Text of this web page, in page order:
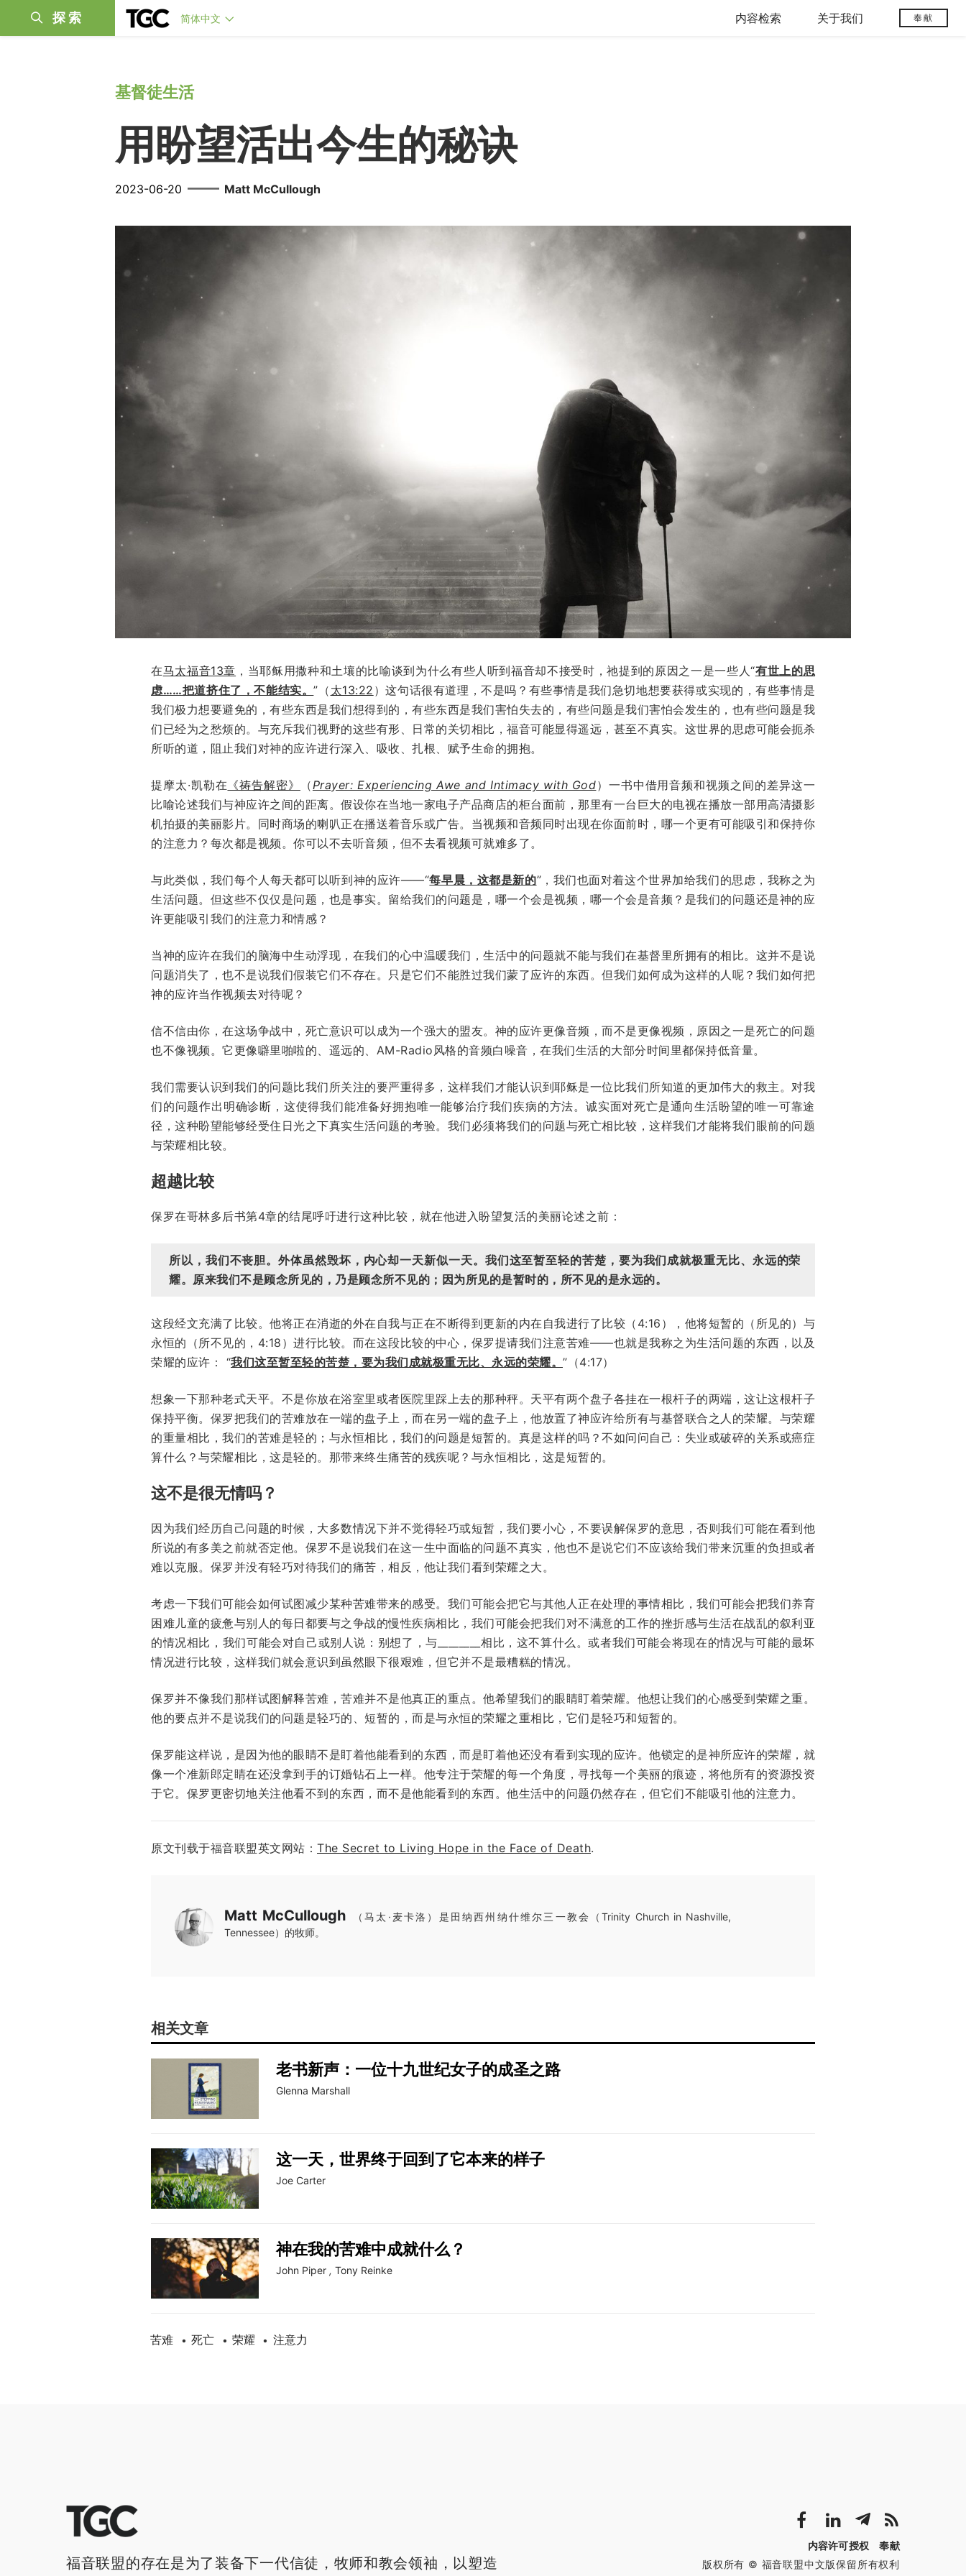
探索 简体中文 内容检索 关于我们 奉献
基督徒生活
用盼望活出今生的秘诀
2023-06-20 —— Matt McCullough
在马太福音13章 ，当耶稣用撒种和土壤的比喻谈到为什么有些人听到福音却不接受时，祂提到的原因之一是一些人“有世上的思
虑……把道挤住了，不能结实。”（ 太13:22 ）这句话很有道理，不是吗？有些事情是我们急切地想要获得或实现的，有些事情是
我们极力想要避免的，有些东西是我们想得到的，有些东西是我们害怕失去的，有些问题是我们害怕会发生的，也有些问题是我
们已经为之愁烦的。与充斥我们视野的这些有形、日常的关切相比，福音可能显得遥远，甚至不真实。这世界的思虑可能会扼杀
所听的道，阻止我们对神的应许进行深入、吸收、扎根、赋予生命的拥抱。
提摩太·凯勒在 《祷告解密》 （ Prayer: Experiencing Awe and Intimacy with God）一书中借用音频和视频之间的差异这一
比喻论述我们与神应许之间的距离。假设你在当地一家电子产品商店的柜台面前，那里有一台巨大的电视在播放一部用高清摄影
机拍摄的美丽影片。同时商场的喇叭正在播送着音乐或广告。当视频和音频同时出现在你面前时，哪一个更有可能吸引和保持你
的注意力？每次都是视频。你可以不去听音频，但不去看视频可就难多了。
与此类似，我们每个人每天都可以听到神的应许——“每早晨，这都是新的”，我们也面对着这个世界加给我们的思虑，我称之为
生活问题。但这些不仅仅是问题，也是事实。留给我们的问题是，哪一个会是视频，哪一个会是音频？是我们的问题还是神的应
许更能吸引我们的注意力和情感？
当神的应许在我们的脑海中生动浮现，在我们的心中温暖我们，生活中的问题就不能与我们在基督里所拥有的相比。这并不是说
问题消失了，也不是说我们假装它们不存在。只是它们不能胜过我们蒙了应许的东西。但我们如何成为这样的人呢？我们如何把
神的应许当作视频去对待呢？
信不信由你，在这场争战中，死亡意识可以成为一个强大的盟友。神的应许更像音频，而不是更像视频，原因之一是死亡的问题
也不像视频。它更像噼里啪啦的、遥远的、AM-Radio风格的音频白噪音，在我们生活的大部分时间里都保持低音量。
我们需要认识到我们的问题比我们所关注的要严重得多，这样我们才能认识到耶稣是一位比我们所知道的更加伟大的救主。对我
们的问题作出明确诊断，这使得我们能准备好拥抱唯一能够治疗我们疾病的方法。诚实面对死亡是通向生活盼望的唯一可靠途
径，这种盼望能够经受住日光之下真实生活问题的考验。我们必须将我们的问题与死亡相比较，这样我们才能将我们眼前的问题
与荣耀相比较。
超越比较
保罗在哥林多后书第4章的结尾呼吁进行这种比较，就在他进入盼望复活的美丽论述之前：
所以，我们不丧胆。外体虽然毁坏，内心却一天新似一天。我们这至暂至轻的苦楚，要为我们成就极重无比、永远的荣
耀。原来我们不是顾念所见的，乃是顾念所不见的；因为所见的是暂时的，所不见的是永远的。
这段经文充满了比较。他将正在消逝的外在自我与正在不断得到更新的内在自我进行了比较（4:16），他将短暂的（所见的）与
永恒的（所不见的，4:18）进行比较。而在这段比较的中心，保罗提请我们注意苦难——也就是我称之为生活问题的东西，以及
荣耀的应许： “我们这至暂至轻的苦楚，要为我们成就极重无比、永远的荣耀。 ”（4:17）
想象一下那种老式天平。不是你放在浴室里或者医院里踩上去的那种秤。天平有两个盘子各挂在一根杆子的两端，这让这根杆子
保持平衡。保罗把我们的苦难放在一端的盘子上，而在另一端的盘子上，他放置了神应许给所有与基督联合之人的荣耀。与荣耀
的重量相比，我们的苦难是轻的；与永恒相比，我们的问题是短暂的。真是这样的吗？不如问问自己：失业或破碎的关系或癌症
算什么？与荣耀相比，这是轻的。那带来终生痛苦的残疾呢？与永恒相比，这是短暂的。
这不是很无情吗？
因为我们经历自己问题的时候，大多数情况下并不觉得轻巧或短暂，我们要小心，不要误解保罗的意思，否则我们可能在看到他
所说的有多美之前就否定他。保罗不是说我们在这一生中面临的问题不真实，他也不是说它们不应该给我们带来沉重的负担或者
难以克服。保罗并没有轻巧对待我们的痛苦，相反，他让我们看到荣耀之大。
考虑一下我们可能会如何试图减少某种苦难带来的感受。我们可能会把它与其他人正在处理的事情相比，我们可能会把我们养育
困难儿童的疲惫与别人的每日都要与之争战的慢性疾病相比，我们可能会把我们对不满意的工作的挫折感与生活在战乱的叙利亚
的情况相比，我们可能会对自己或别人说：别想了，与________相比，这不算什么。或者我们可能会将现在的情况与可能的最坏
情况进行比较，这样我们就会意识到虽然眼下很艰难，但它并不是最糟糕的情况。
保罗并不像我们那样试图解释苦难，苦难并不是他真正的重点。他希望我们的眼睛盯着荣耀。他想让我们的心感受到荣耀之重。
他的要点并不是说我们的问题是轻巧的、短暂的，而是与永恒的荣耀之重相比，它们是轻巧和短暂的。
保罗能这样说，是因为他的眼睛不是盯着他能看到的东西，而是盯着他还没有看到实现的应许。他锁定的是神所应许的荣耀，就
像一个准新郎定睛在还没拿到手的订婚钻石上一样。他专注于荣耀的每一个角度，寻找每一个美丽的痕迹，将他所有的资源投资
于它。保罗更密切地关注他看不到的东西，而不是他能看到的东西。他生活中的问题仍然存在，但它们不能吸引他的注意力。
原文刊载于福音联盟英文网站： The Secret to Living Hope in the Face of Death.
Matt McCullough
（马太·麦卡洛）是田纳西州纳什维尔三一教会（Trinity Church in Nashville,
Tennessee）的牧师。
相关文章
老书新声：一位十九世纪女子的成圣之路
Glenna Marshall
这一天，世界终于回到了它本来的样子
Joe Carter
神在我的苦难中成就什么？
John Piper , Tony Reinke
苦难 • 死亡 • 荣耀 • 注意力
福音联盟的存在是为了装备下一代信徒，牧师和教会领袖，以塑造
内容许可授权
奉献
版权所有 © 福音联盟中文版保留所有权利